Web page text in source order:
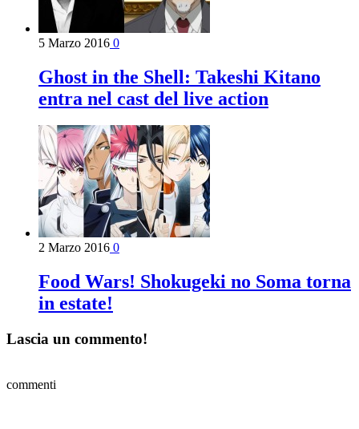
5 Marzo 2016 0
Ghost in the Shell: Takeshi Kitano
entra nel cast del live action
2 Marzo 2016 0
Food Wars! Shokugeki no Soma torna
in estate!
Lascia un commento!
commenti